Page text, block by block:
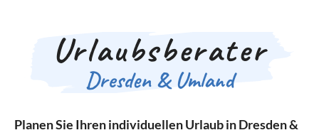
Urlaubsberater
Dresden & Umland
Planen Sie Ihren individuellen Urlaub in Dresden &